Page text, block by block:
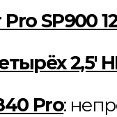
SP900
2,5′
Pro: